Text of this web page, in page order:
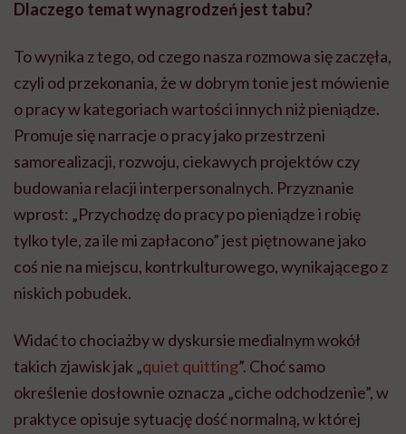
Dlaczego temat wynagrodzeń jest tabu?
To wynika z tego, od czego nasza rozmowa się zaczęła,
czyli od przekonania, że w dobrym tonie jest mówienie
o pracy w kategoriach wartości innych niż pieniądze.
Promuje się narracje o pracy jako przestrzeni
samorealizacji, rozwoju, ciekawych projektów czy
budowania relacji interpersonalnych. Przyznanie
wprost: „Przychodzę do pracy po pieniądze i robię
tylko tyle, za ile mi zapłacono” jest piętnowane jako
coś nie na miejscu, kontrkulturowego, wynikającego z
niskich pobudek.
Widać to chociażby w dyskursie medialnym wokół
takich zjawisk jak „quiet quitting”. Choć samo
określenie dosłownie oznacza „ciche odchodzenie”, w
praktyce opisuje sytuację dość normalną, w której